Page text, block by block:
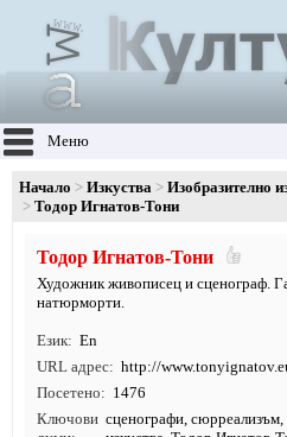
Меню
Начало Изкуства Изобразително
Тодор Игнатов-Тони
Тодор Игнатов-Тони
Художник живописец и сценограф.
натюрморти.
Език
En
URL адрес
http://www.tonyignatov.
Посетено
1476
Ключови сценографи, сюрреализъм,